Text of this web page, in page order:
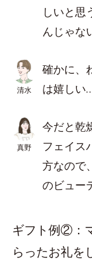
しいと思
んじゃな
清水
確かに、
は嬉しい
真野
今だと乾
フェイス
方なので
のビュー
ギフト例②：
らったお礼を